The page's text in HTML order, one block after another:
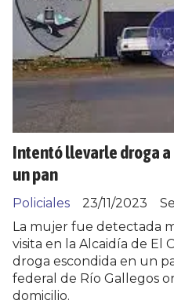
Intentó llevarle droga a
un pan
Policiales
23/11/2023
La mujer fue detectada
visita en la Alcaidía de El
droga escondida en un
federal de Río Gallegos
domicilio.